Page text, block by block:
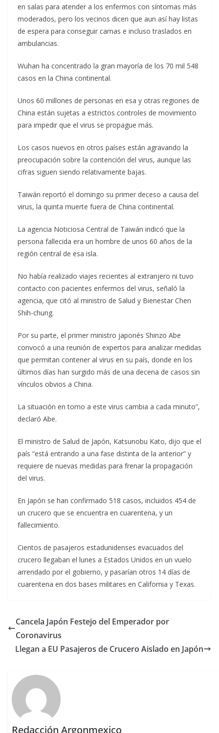
en salas para atender a los enfermos con síntomas más
moderados, pero los vecinos dicen que aun así hay listas
de espera para conseguir camas e incluso traslados en
ambulancias.
Wuhan ha concentrado la gran mayoría de los 70 mil 548
casos en la China continental.
Unos 60 millones de personas en esa y otras regiones de
China están sujetas a estrictos controles de movimiento
para impedir que el virus se propague más.
Los casos nuevos en otros países están agravando la
preocupación sobre la contención del virus, aunque las
cifras siguen siendo relativamente bajas.
Taiwán reportó el domingo su primer deceso a causa del
virus, la quinta muerte fuera de China continental.
La agencia Noticiosa Central de Taiwán indicó que la
persona fallecida era un hombre de unos 60 años de la
región central de esa isla.
No había realizado viajes recientes al extranjero ni tuvo
contacto con pacientes enfermos del virus, señaló la
agencia, que citó al ministro de Salud y Bienestar Chen
Shih-chung.
Por su parte, el primer ministro japonés Shinzo Abe
convocó a una reunión de expertos para analizar medidas
que permitan contener al virus en su país, donde en los
últimos días han surgido más de una decena de casos sin
vínculos obvios a China.
La situación en torno a este virus cambia a cada minuto”,
declaró Abe.
El ministro de Salud de Japón, Katsunobu Kato, dijo que el
país “está entrando a una fase distinta de la anterior” y
requiere de nuevas medidas para frenar la propagación
del virus.
En Japón se han confirmado 518 casos, incluidos 454 de
un crucero que se encuentra en cuarentena, y un
fallecimiento.
Cientos de pasajeros estadunidenses evacuados del
crucero llegaban el lunes a Estados Unidos en un vuelo
arrendado por el gobierno, y pasarían otros 14 días de
cuarentena en dos bases militares en California y Texas.
Cancela Japón Festejo del Emperador por
Coronavirus
Llegan a EU Pasajeros de Crucero Aislado en Japón
Redacción Argonmexico